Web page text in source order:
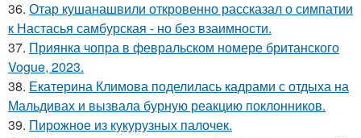
36. Отар кушанашвили откровенно рассказал о симпатии
к Настасья самбурская - но без взаимности.
37. Приянка чопра в февральском номере британского
Vogue, 2023.
38. Екатерина Климова поделилась кадрами с отдыха на
Мальдивах и вызвала бурную реакцию поклонников.
39. Пирожное из кукурузных палочек.